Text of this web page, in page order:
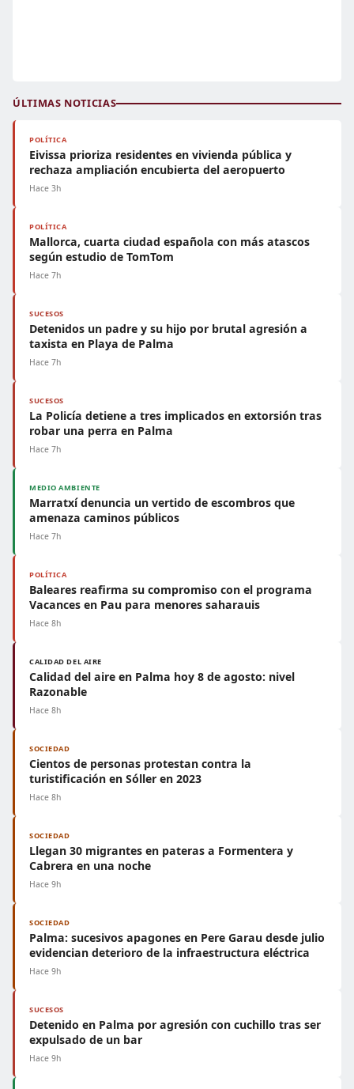
ÚLTIMAS NOTICIAS
POLÍTICA
Eivissa prioriza residentes en vivienda pública y
rechaza ampliación encubierta del aeropuerto
Hace 3h
POLÍTICA
Mallorca, cuarta ciudad española con más atascos
según estudio de TomTom
Hace 7h
SUCESOS
Detenidos un padre y su hijo por brutal agresión a
taxista en Playa de Palma
Hace 7h
SUCESOS
La Policía detiene a tres implicados en extorsión tras
robar una perra en Palma
Hace 7h
MEDIO AMBIENTE
Marratxí denuncia un vertido de escombros que
amenaza caminos públicos
Hace 7h
POLÍTICA
Baleares reafirma su compromiso con el programa
Vacances en Pau para menores saharauis
Hace 8h
CALIDAD DEL AIRE
Calidad del aire en Palma hoy 8 de agosto: nivel
Razonable
Hace 8h
SOCIEDAD
Cientos de personas protestan contra la
turistificación en Sóller en 2023
Hace 8h
SOCIEDAD
Llegan 30 migrantes en pateras a Formentera y
Cabrera en una noche
Hace 9h
SOCIEDAD
Palma: sucesivos apagones en Pere Garau desde julio
evidencian deterioro de la infraestructura eléctrica
Hace 9h
SUCESOS
Detenido en Palma por agresión con cuchillo tras ser
expulsado de un bar
Hace 9h